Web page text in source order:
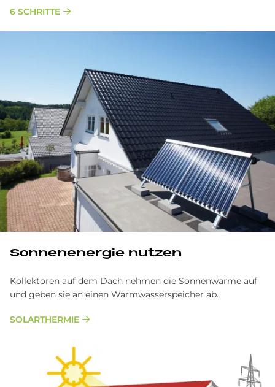
6 SCHRITTE
Son­nen­en­er­gie nut­zen
Kollektoren auf dem Dach nehmen die Sonnenwärme auf
und geben sie an einen Warmwasserspeicher ab.
SOLARTHERMIE